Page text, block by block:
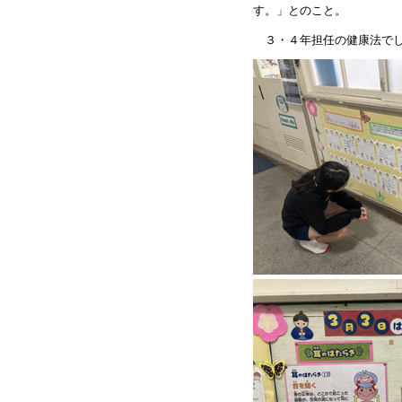
す。」とのこと。
３・４年担任の健康法で